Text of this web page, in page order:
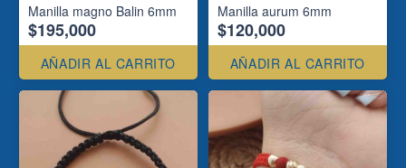
Manilla magno Balin 6mm
$195,000
AÑADIR AL CARRITO
Manilla aurum 6mm
$120,000
AÑADIR AL CARRITO